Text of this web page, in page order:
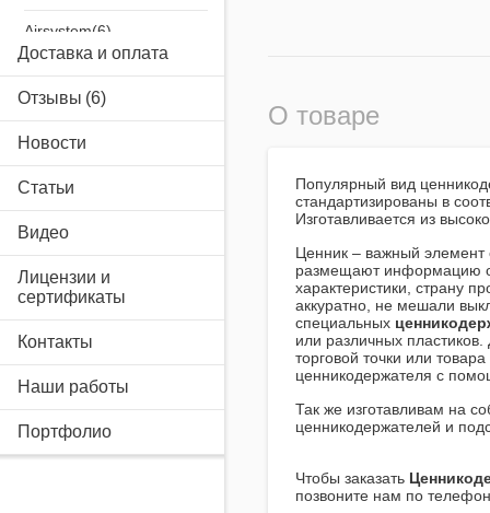
Airsystem
Доставка и оплата
Отзывы
Новости
Статьи
Видео
Лицензии и
сертификаты
Контакты
Наши работы
Портфолио
О товаре
Популярный вид
стандартизированы в
Изготавливается из
Ценник – важный элемент
размещают информацию о
характеристики, страну
аккуратно, не мешали
специальных
или различных
торговой точки или
ценникодержателя с
Так же изготавливам на
ценникодержателей и
Чтобы заказать
позвоните нам по